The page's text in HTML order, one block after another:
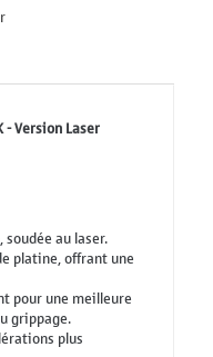
- Version Laser
au laser.
platine, offrant une
pour une meilleure
grippage.
plus